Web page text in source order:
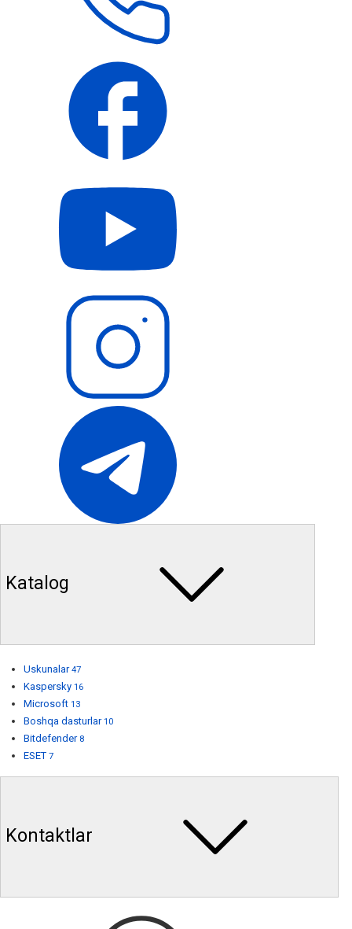
Katalog
Uskunalar 47
Kaspersky 16
Microsoft 13
Boshqa dasturlar 10
Bitdefender 8
ESET 7
Kontaktlar